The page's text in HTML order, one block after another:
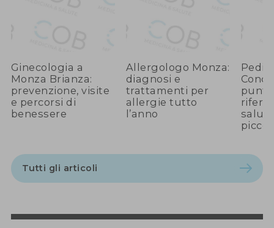
Ginecologia a
Monza Brianza:
prevenzione, visite
e percorsi di
benessere
Allergologo Monza:
diagnosi e
trattamenti per
allergie tutto
l’anno
Tutti gli articoli